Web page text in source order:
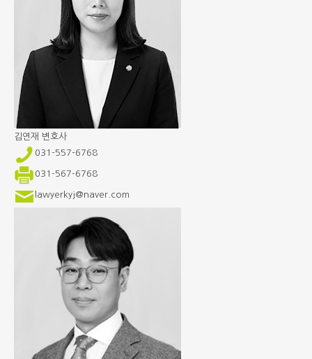
김연재 변호사
031-557-6768
031-567-6768
lawyerkyj@naver.com